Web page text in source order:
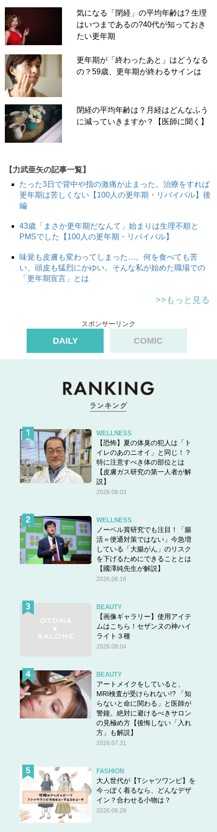
気になる「閉経」の平均年齢は? 生理
はいつまであるの?40代が知っておき
たい更年期
更年期が「終わったあと」はどうなる
の？59歳、更年期が終わるサインは
閉経の平均年齢は？月経はどんなふう
に減っていきますか？【医師に聞く】
【力武亜矢の記事一覧】
たった3日で背中や指の激痛が止まった。治療をすれば
更年期は苦しくない【100人の更年期・リバイバル】後
編
43歳「まさか更年期だなんて」始まりは生理不順と
PMSでした【100人の更年期・リバイバル】
味覚も皮膚も変わってしまった…。何を食べても苦
い、頭皮も猛烈にかゆい。そんな私が始めた職場での
「更年期宣言」とは
>>もっと見る
スポンサーリンク
DAILY COMIC
WELLNESS
【恐怖】夏の体臭の犯人は「ト
イレのあのニオイ」と同じ！？
特に注意すべき体の部位とは
【皮膚ガス研究の第一人者が解
説】
2026.08.03
WELLNESS
ノーベル賞研究でも注目！「腸
活＝便通対策ではない」今急増
している「大腸がん」のリスク
を下げるためにできることとは
【國澤純先生が解説】
2026.06.16
BEAUTY
【画像ギャラリー】使用アイテ
ムはこちら！セザンヌの神ハイ
ライト３種
2026.08.04
BEAUTY
アートメイクをしていると、
MRI検査が受けられない!? 「知
らないと命に関わる」と医師が
警鐘。絶対に避けるべきサロン
の見極め方【後悔しない「入れ
方」も解説】
2026.07.31
FASHION
大人世代が【Tシャツワンピ】を
今っぽく着るなら、どんなデザ
イン？合わせる小物は？
2026.06.28